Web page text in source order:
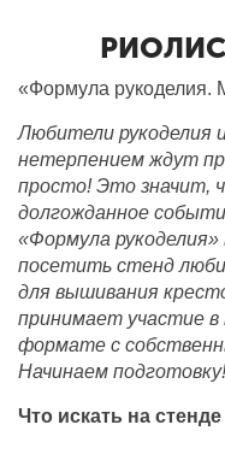
«Формула рукоделия.
Любители рукоделия
нетерпением ждут
просто! Это значит,
долгожданное
«Формула
посетить стенд
для вышивания
принимает участие
формате с
Начинаем подготовку!
Что искать на